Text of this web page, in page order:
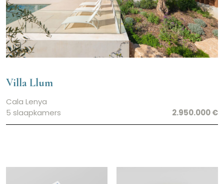
Villa Llum
Cala Lenya
5 slaapkamers
2.950.000 €